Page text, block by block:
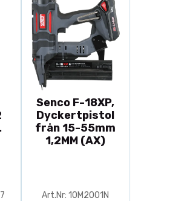
Senco F-18XP,
Dyckertpistol
från 15-55mm
1,2MM (AX)
Art.Nr: 10M2001N